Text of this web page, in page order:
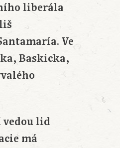
liberála
Ve
Baskicka,
vedou lid
má